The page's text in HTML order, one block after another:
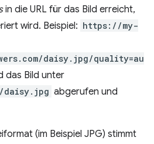
in die URL für das Bild erreicht,
wird. Beispiel: https://my-
daisy.jpg/quality=au
das Bild unter
daisy.jpg abgerufen und
(im Beispiel JPG) stimmt